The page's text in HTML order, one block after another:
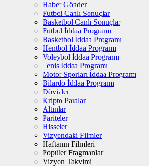
Haber Gönder
Futbol Canlı Sonuçlar
Basketbol Canlı Sonuçlar
Futbol İddaa Programı
Basketbol İddaa Programı
Hentbol İddaa Programı
Voleybol İddaa Programı
Tenis İddaa Programı
Motor Sporları İddaa Programı
Bilardo İddaa Programı
Dövizler
Kripto Paralar
Altınlar
Pariteler
Hisseler
Vizyondaki Filmler
Haftanın Filmleri
Popüler Fragmanlar
Vizyon Takvimi